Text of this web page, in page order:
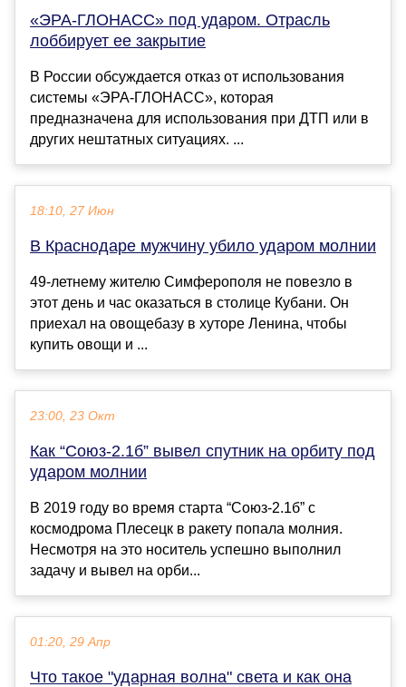
«ЭРА-ГЛОНАСС» под ударом. Отрасль
лоббирует ее закрытие
В России обсуждается отказ от использования
системы «ЭРА-ГЛОНАСС», которая
предназначена для использования при ДТП или в
других нештатных ситуациях. ...
18:10, 27 Июн
В Краснодаре мужчину убило ударом молнии
49-летнему жителю Симферополя не повезло в
этот день и час оказаться в столице Кубани. Он
приехал на овощебазу в хуторе Ленина, чтобы
купить овощи и ...
23:00, 23 Окт
Как “Союз-2.1б” вывел спутник на орбиту под
ударом молнии
В 2019 году во время старта “Союз-2.1б” с
космодрома Плесецк в ракету попала молния.
Несмотря на это носитель успешно выполнил
задачу и вывел на орби...
01:20, 29 Апр
Что такое "ударная волна" света и как она